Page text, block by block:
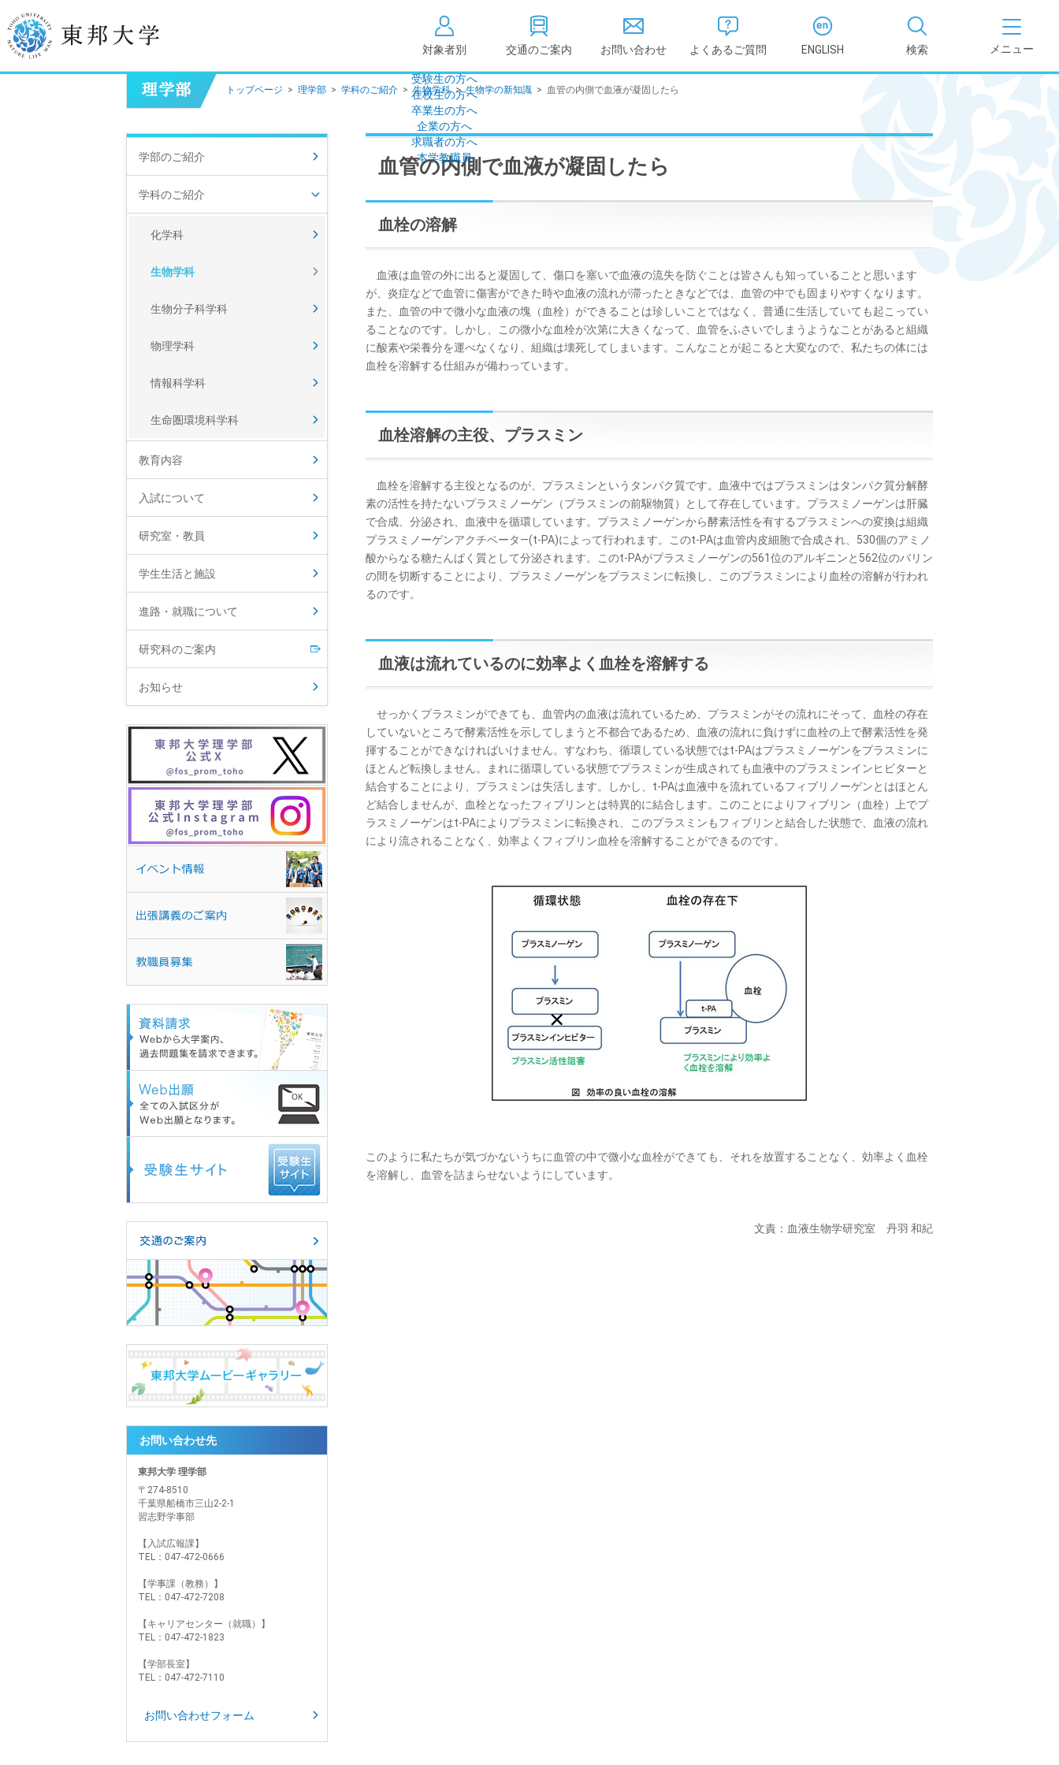
対象者別
受験生の方へ
在校生の方へ
卒業生の方へ
企業の方へ
求職者の方へ
本学教職員
交通のご案内 お問い合わせ よくあるご質問 ENGLISH 検索
学長挨拶
建学の精神/教育の理念
校歌
東邦大学学則・
（教学に関する方針）
学生数
大学情報の公開
情報公開
教学に関する情報
点検・評価
社会貢献等
キャンパス敷地建物面
設置計画履行状況報告書
個人情報の取り扱い
薬学部
健康科学部
トップページ > 理学部 > 学科のご紹介 >生物学科>生物学の新知識 > 血管の内側で血液が凝固したら
血管の内側で血液が凝固したら
血栓の溶解
血液は血管の外に出ると凝固して、傷口を塞いで血液の流失を防ぐことは皆さんも知っていることと思います
が、炎症などで血管に傷害ができた時や血液の流れが滞ったときなどでは、血管の中でも固まりやすくなります。
また、血管の中で微小な血液の塊（血栓）ができることは珍しいことではなく、普通に生活していても起こってい
ることなのです。しかし、この微小な血栓が次第に大きくなって、血管をふさいでしまうようなことがあると組織
に酸素や栄養分を運べなくなり、組織は壊死してしまいます。こんなことが起こると大変なので、私たちの体には
血栓を溶解する仕組みが備わっています。
血栓溶解の主役、プラスミン
血栓を溶解する主役となるのが、プラスミンというタンパク質です。血液中ではプラスミンはタンパク質分解酵
素の活性を持たないプラスミノーゲン（プラスミンの前駆物質）として存在しています。プラスミノーゲンは肝臓
で合成、分泌され、血液中を循環しています。プラスミノーゲンから酵素活性を有するプラスミンへの変換は組織
プラスミノーゲンアクチベータ—(t-PA)によって行われます。このt-PAは血管内皮細胞で合成され、530個のアミノ
酸からなる糖たんぱく質として分泌されます。このt-PAがプラスミノーゲンの561位のアルギニンと562位のバリン
の間を切断することにより、プラスミノーゲンをプラスミンに転換し、このプラスミンにより血栓の溶解が行われ
るのです。
血液は流れているのに効率よく血栓を溶解する
せっかくプラスミンができても、血管内の血液は流れているため、プラスミンがその流れにそって、血栓の存在
していないところで酵素活性を示してしまうと不都合であるため、血液の流れに負けずに血栓の上で酵素活性を発
揮することができなければいけません。すなわち、循環している状態ではt-PAはプラスミノーゲンをプラスミンに
ほとんど転換しません。まれに循環している状態でプラスミンが生成されても血液中のプラスミンインヒビターと
結合することにより、プラスミンは失活します。しかし、t-PAは血液中を流れているフィブリノーゲンとはほとん
ど結合しませんが、血栓となったフィブリンとは特異的に結合します。このことによりフィブリン（血栓）上でプ
ラスミノーゲンはt-PAによりプラスミンに転換され、このプラスミンもフィブリンと結合した状態で、血液の流れ
により流されることなく、効率よくフィブリン血栓を溶解することができるのです。
このように私たちが気づかないうちに血管の中で微小な血栓ができても、それを放置することなく、効率よく血栓
を溶解し、血管を詰まらせないようにしています。
文責：血液生物学研究室 丹羽 和紀
学部のご紹介
学科のご紹介
化学科
生物学科
生物分子科学科
物理学科
情報科学科
生命圏環境科学科
教育内容
入試について
研究室・教員
学生生活と施設
進路・就職について
研究科のご案内
お知らせ
お問い合わせ先
東邦大学 理学部
〒274-8510
千葉県船橋市三山2-2-1
習志野学事部
【入試広報課】
TEL：047-472-0666
【学事課（教務）】
TEL：047-472-7208
【キャリアセンター（就職）】
TEL：047-472-1823
【学部長室】
TEL：047-472-7110
お問い合わせフォーム